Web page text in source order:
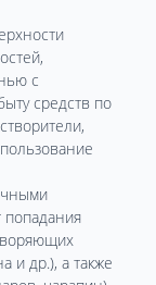
с
средств по
попадания
и др.), а также